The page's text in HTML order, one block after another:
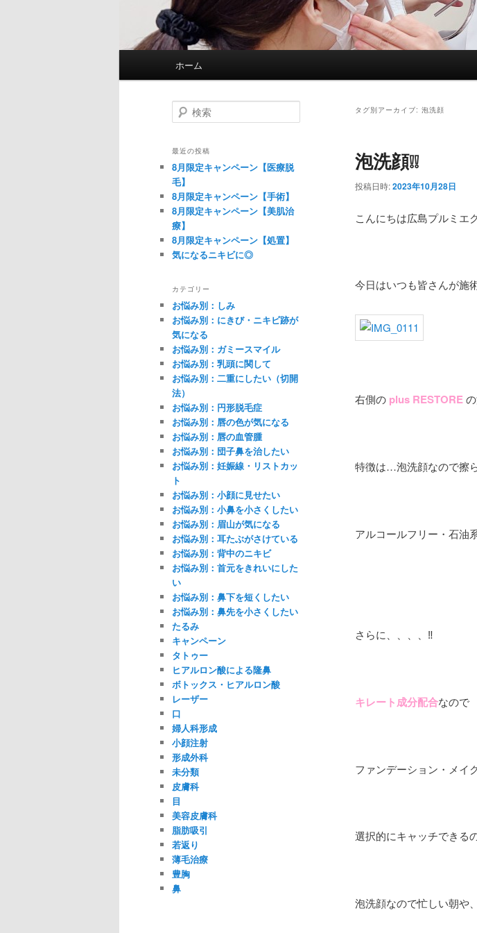
メインコンテンツへ移動
サブコンテンツへ移動
ホーム
タグ別アーカイブ: 泡洗顔
泡洗顔❕❕
投稿日時:2023年10月28日
今日はいつも皆さんが施
右側の plus RESTORE
特徴は…泡洗顔なので擦
アルコールフリー・石油
さらに、、、、‼️
キレート成分配合なので
ファンデーション・メイ
選択的にキャッチできる
泡洗顔なので忙しい朝や
検索
最近の投稿
8月限定キャンペーン【医療脱
毛】
8月限定キャンペーン【手術】
8月限定キャンペーン【美肌治
療】
8月限定キャンペーン【処置】
気になるニキビに◎
カテゴリー
お悩み別：しみ
お悩み別：にきび・ニキビ跡が
気になる
お悩み別：ガミースマイル
お悩み別：乳頭に関して
お悩み別：二重にしたい（切開
法）
お悩み別：円形脱毛症
お悩み別：唇の色が気になる
お悩み別：唇の血管腫
お悩み別：団子鼻を治したい
お悩み別：妊娠線・リストカッ
ト
お悩み別：小顔に見せたい
お悩み別：小鼻を小さくしたい
お悩み別：眉山が気になる
お悩み別：耳たぶがさけている
お悩み別：背中のニキビ
お悩み別：首元をきれいにした
い
お悩み別：鼻下を短くしたい
お悩み別：鼻先を小さくしたい
たるみ
キャンペーン
タトゥー
ヒアルロン酸による隆鼻
ボトックス・ヒアルロン酸
レーザー
口
婦人科形成
小顔注射
形成外科
未分類
皮膚科
目
美容皮膚科
脂肪吸引
若返り
薄毛治療
豊胸
鼻